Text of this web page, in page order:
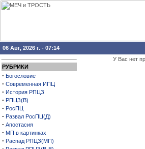
06 Авг, 2026 г. - 07:14
РУБРИКИ
· Богословие
· Современная ИПЦ
· История РПЦЗ
· РПЦЗ(В)
· РосПЦ
· Развал РосПЦ(Д)
· Апостасия
· МП в картинках
· Распад РПЦЗ(МП)
У Вас нет